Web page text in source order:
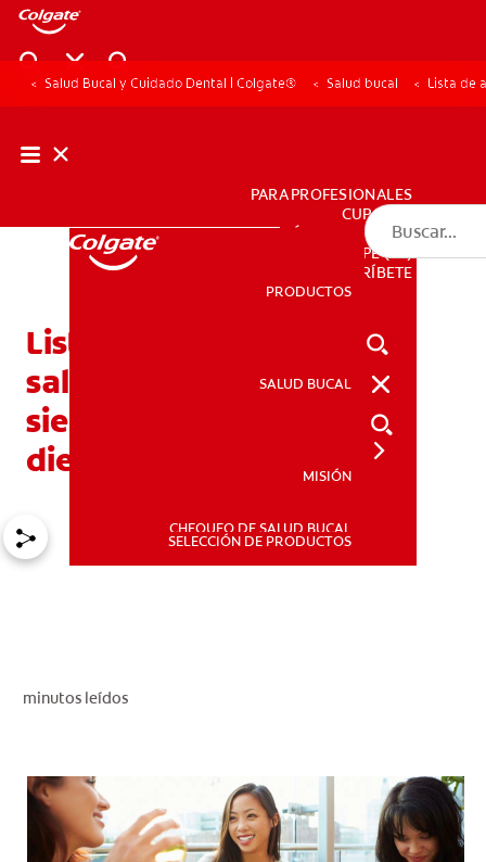
PRODUCTOS
CUPONES
DÓNDE COMPRAR
PARA PROFESIONALES
CUPONES
DÓNDE COMPRAR
PE (ES)
SUSCRÍBETE
PRODUCTOS
SALUD BUCAL
MISIÓN
CHEQUEO DE SALUD BUCAL
SELECCIÓN DE PRODUCTOS
Salud Bucal y Cuidado Dental | Colgate® Salud bucal Lista de
Lista de alimentos
saludables: Los mejores
siete alimentos para sus
dientes
minutos leídos